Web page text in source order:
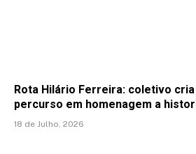
Rota Hilário Ferreira: coletivo
percurso em homenagem a
18 de Julho, 2026